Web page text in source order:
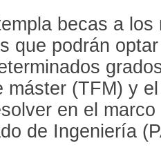
becas a
que podrán
máster (TFM) y
en el
de Ingeniería